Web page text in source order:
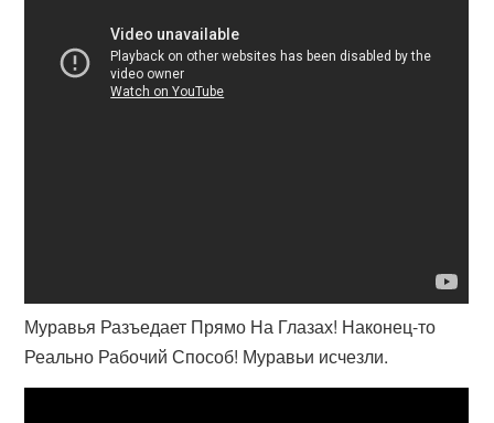
Муравья Разъедает Прямо На Глазах! Наконец-то
Реально Рабочий Способ! Муравьи исчезли.